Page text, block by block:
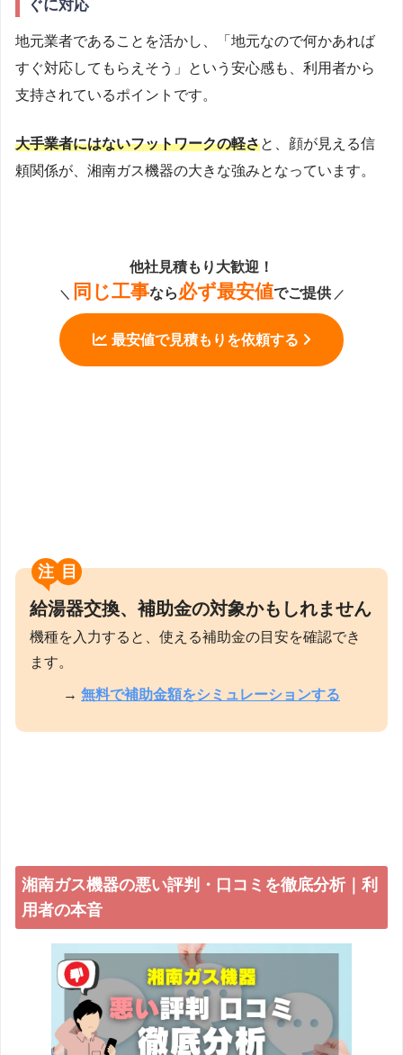
ぐに対応
地元業者であることを活かし、「地元なので何かあれば
すぐ対応してもらえそう」という安心感も、利用者から
支持されているポイントです。
大手業者にはないフットワークの軽さと、顔が見える信
頼関係が、湘南ガス機器の大きな強みとなっています。
他社見積もり大歓迎！
＼ 同じ工事なら必ず最安値でご提供／
最安値で見積もりを依頼する
注目
給湯器交換、補助金の対象かもしれません
機種を入力すると、使える補助金の目安を確認でき
ます。
→ 無料で補助金額をシミュレーションする
湘南ガス機器の悪い評判・口コミを徹底分析｜利
用者の本音